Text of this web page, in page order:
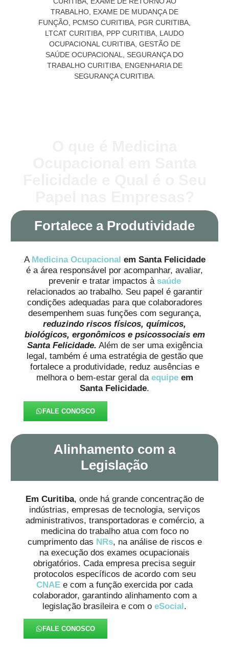
Fortalece a Produtividade
A Medicina Ocupacional em Santa Felicidade
é a área responsável por acompanhar, avaliar,
prevenir e tratar impactos à saúde
relacionados ao trabalho. Seu papel é garantir
condições adequadas para que colaboradores
desempenhem suas funções com segurança,
reduzindo riscos físicos, químicos,
biológicos, ergonômicos e psicossociais em
Santa Felicidade. Além de ser uma exigência
legal, também é uma estratégia de gestão que
fortalece a produtividade, reduz ausências e
melhora o bem-estar geral da equipe em
Santa Felicidade.
FALE CONOSCO
Alinhamento com a
Legislação
Em Curitiba, onde há grande concentração de
indústrias, empresas de tecnologia, serviços
administrativos, transportadoras e comércio, a
medicina do trabalho atua com foco no
cumprimento das NRs, na análise de riscos e
na execução dos exames ocupacionais
obrigatórios. Cada empresa precisa seguir
protocolos específicos de acordo com seu
CNAE e com a função exercida por cada
colaborador, garantindo alinhamento com a
legislação brasileira e com o eSocial.
FALE CONOSCO